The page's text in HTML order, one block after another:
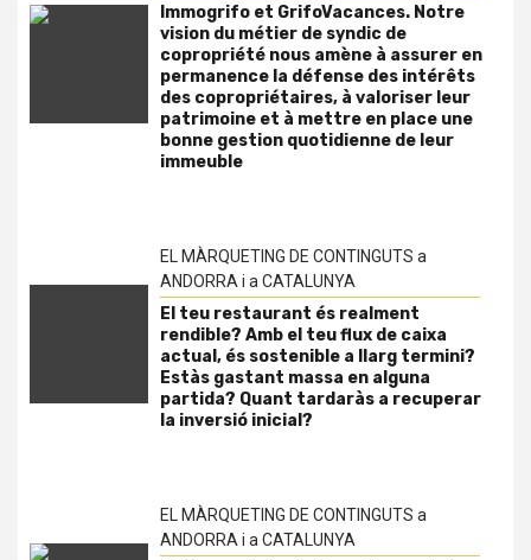
Immogrifo et GrifoVacances. Notre
vision du métier de syndic de
copropriété nous amène à assurer en
permanence la défense des intérêts
des copropriétaires, à valoriser leur
patrimoine et à mettre en place une
bonne gestion quotidienne de leur
immeuble
EL MÀRQUETING DE CONTINGUTS a
ANDORRA i a CATALUNYA
El teu restaurant és realment
rendible? Amb el teu flux de caixa
actual, és sostenible a llarg termini?
Estàs gastant massa en alguna
partida? Quant tardaràs a recuperar
la inversió inicial?
EL MÀRQUETING DE CONTINGUTS a
ANDORRA i a CATALUNYA